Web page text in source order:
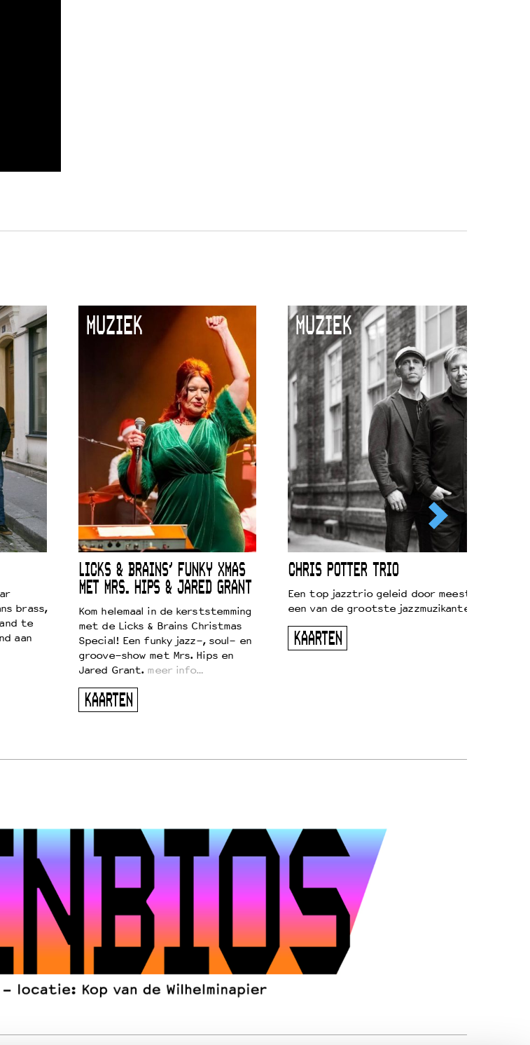
brass,
te
aan
MUZIEK
LICKS & BRAINS’ FUNKY XMAS
MET MRS. HIPS & JARED GRANT
Kom helemaal in de kerststemming
met de Licks & Brains Christmas
Special! Een funky jazz-, soul- en
groove-show met Mrs. Hips en
Jared Grant. meer info…
KAARTEN
MUZIEK
CHRIS POTTER TRIO
Een top jazztrio geleid door
een van de grootste jazzmuzikanten van zijn
KAARTEN